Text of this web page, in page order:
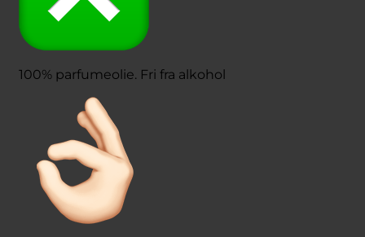
100% parfumeolie. Fri fra alkohol